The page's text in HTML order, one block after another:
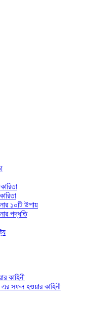
১০টি উপায়
পদ্ধতি
কাহিনী
সফল হওয়ার কাহিনী